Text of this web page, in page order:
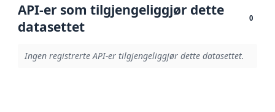
API-er som tilgjengeliggjør dette
datasettet
0
Ingen registrerte API-er tilgjengeliggjør dette datasettet.